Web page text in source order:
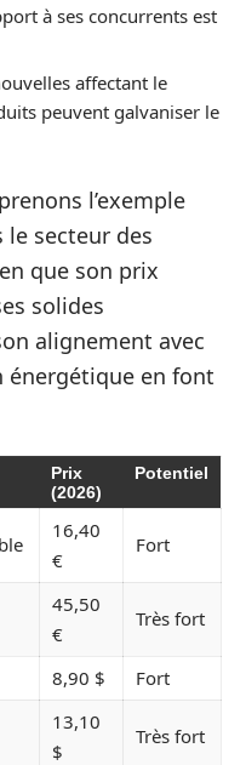
à ses concurrents est
affectant le
peuvent galvaniser le
l’exemple
le secteur des
que son prix
solides
alignement avec
en font
Prix
(2026)
Potentiel
16,40
€
Fort
45,50
€
Très fort
8,90 $
Fort
13,10
$
Très fort